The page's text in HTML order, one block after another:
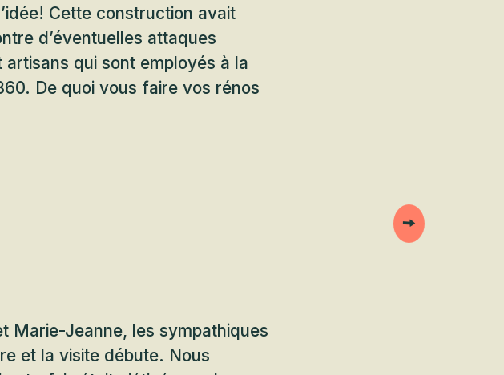
Cette construction avait
d’éventuelles attaques
qui sont employés à la
De quoi vous faire vos rénos
Marie-Jeanne, les sympathiques
et la visite débute. Nous